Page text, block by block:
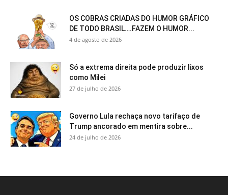
OS COBRAS CRIADAS DO HUMOR GRÁFICO
DE TODO BRASIL….FAZEM O HUMOR...
4 de agosto de 2026
Só a extrema direita pode produzir lixos
como Milei
27 de julho de 2026
Governo Lula rechaça novo tarifaço de
Trump ancorado em mentira sobre...
24 de julho de 2026